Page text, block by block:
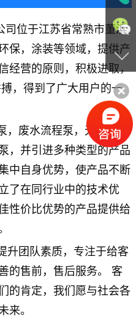
司位于江苏省常熟市董浜
保，涂装等领域，提供产
经营的原则，积极进取，
，得到了广大用户的一
废水流程泵，无阻塞潜
，并引进多种类型的产品
中自身优势，使产品不断
了在同行业中的技术优
性价比优势的产品提供给
升团队素质，专注于给客
的售前，售后服务。
客
的肯定，我们愿与社会各
来。